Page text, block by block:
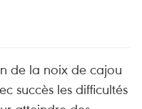
de la noix de cajou
succès les difficultés